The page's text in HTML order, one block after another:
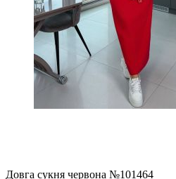
Довга сукня червона №101464